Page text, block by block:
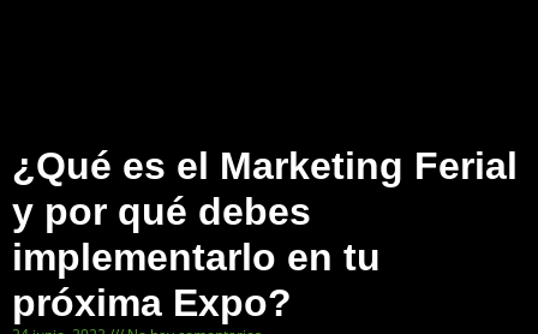
¿Qué es el Marketing Ferial
y por qué debes
implementarlo en tu
próxima Expo?